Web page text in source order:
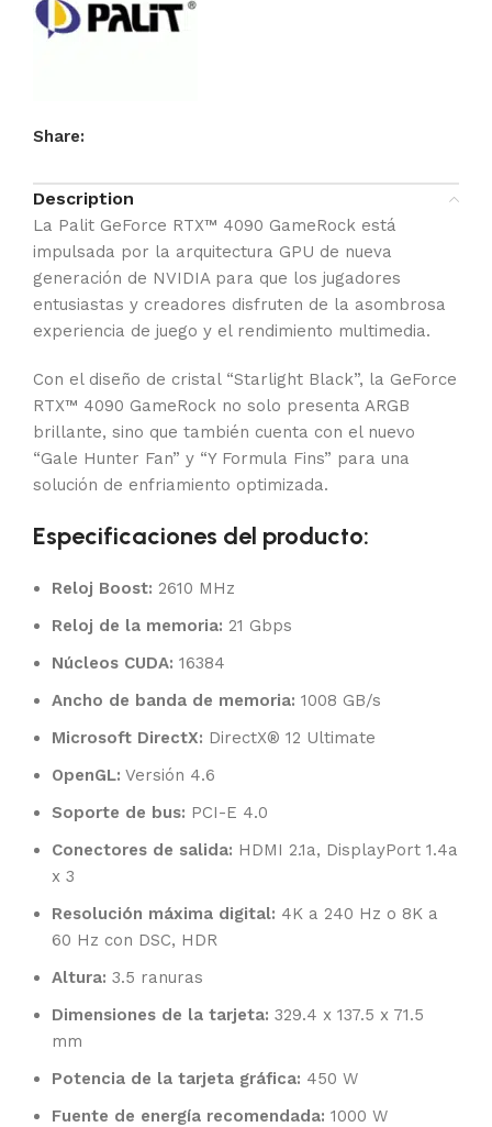
Share:
Description
La Palit GeForce RTX™ 4090 GameRock está
impulsada por la arquitectura GPU de nueva
generación de NVIDIA para que los jugadores
entusiastas y creadores disfruten de la asombrosa
experiencia de juego y el rendimiento multimedia.
Con el diseño de cristal “Starlight Black”, la GeForce
RTX™ 4090 GameRock no solo presenta ARGB
brillante, sino que también cuenta con el nuevo
“Gale Hunter Fan” y “Y Formula Fins” para una
solución de enfriamiento optimizada.
Especificaciones del producto:
Reloj Boost: 2610 MHz
Reloj de la memoria: 21 Gbps
Núcleos CUDA: 16384
Ancho de banda de memoria: 1008 GB/s
Microsoft DirectX: DirectX® 12 Ultimate
OpenGL: Versión 4.6
Soporte de bus: PCI-E 4.0
Conectores de salida: HDMI 2.1a, DisplayPort 1.4a
x 3
Resolución máxima digital: 4K a 240 Hz o 8K a
60 Hz con DSC, HDR
Altura: 3.5 ranuras
Dimensiones de la tarjeta: 329.4 x 137.5 x 71.5
mm
Potencia de la tarjeta gráfica: 450 W
Fuente de energía recomendada: 1000 W